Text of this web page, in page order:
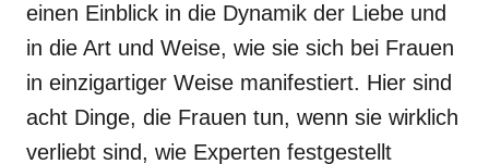
einen Einblick in die Dynamik der Liebe und
in die Art und Weise, wie sie sich bei Frauen
in einzigartiger Weise manifestiert. Hier sind
acht Dinge, die Frauen tun, wenn sie wirklich
verliebt sind, wie Experten festgestellt